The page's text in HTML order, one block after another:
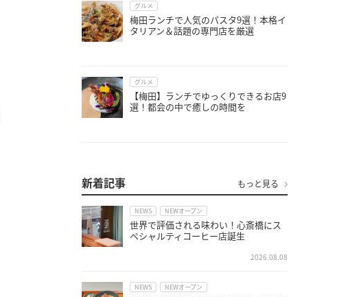
グルメ
梅田ランチで人気のパスタ9選！本格イ
タリアン＆話題の専門店を厳選
グルメ
【梅田】ランチでゆっくりできるお店9
選！都会の中で癒しの時間を
新着記事 もっと見る
NEWS NEWオープン
世界で評価される味わい！心斎橋にス
ペシャルティコーヒー店誕生
2026.08.08
NEWS NEWオープン